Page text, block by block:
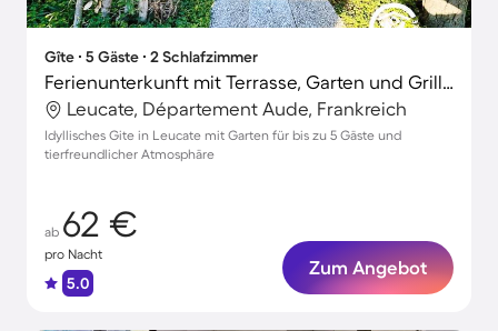
Gîte ∙ 5 Gäste ∙ 2 Schlafzimmer
Ferienunterkunft mit Terrasse, Garten und Grill | Neben dem Strand | Haustiere erlaubt
Leucate, Département Aude, Frankreich
Idyllisches Gite in Leucate mit Garten für bis zu 5 Gäste und
tierfreundlicher Atmosphäre
ab 62 €
pro Nacht
5.0
Zum Angebot